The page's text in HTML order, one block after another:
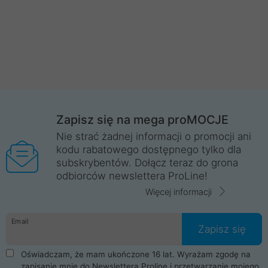
Zapisz się na mega proMOCJE
Nie strać żadnej informacji o promocji ani
kodu rabatowego dostępnego tylko dla
subskrybentów. Dołącz teraz do grona
odbiorców newslettera ProLine!
Więcej informacji
Email
Zapisz się
Oświadczam, że mam ukończone 16 lat. Wyrażam zgodę na
zapisanie mnie do Newslettera Proline i przetwarzanie mojego